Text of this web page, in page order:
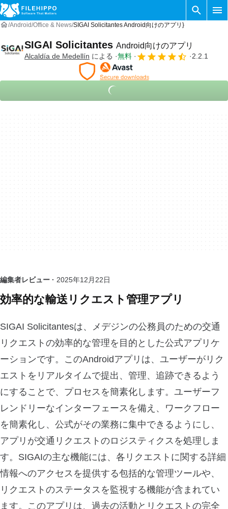
Android Office & News SIGAI Solicitantes Android向けのアプリ}
SIGAI Solicitantes Android向けのアプリ
Alcaldía de Medellín による 無料 2.2.1
編集者レビュー · 2025年12月22日
効率的な輸送リクエスト管理アプリ
SIGAI Solicitantesは、メデジンの公務員のための交通
リクエストの効率的な管理を目的とした公式アプリケ
ーションです。このAndroidアプリは、ユーザーがリク
エストをリアルタイムで提出、管理、追跡できるよう
にすることで、プロセスを簡素化します。ユーザーフ
レンドリーなインターフェースを備え、ワークフロー
を簡素化し、公式がその業務に集中できるようにし、
アプリが交通リクエストのロジスティクスを処理しま
す。SIGAIの主な機能には、各リクエストに関する詳細
情報へのアクセスを提供する包括的な管理ツールや、
リクエストのステータスを監視する機能が含まれてい
ます。このアプリは、過去の活動とリクエストの完全